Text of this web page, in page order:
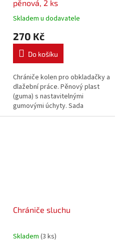
pěnová, 2 ks
Skladem u dodavatele
270 Kč
Do košíku
Chrániče kolen pro obkladačky a
dlažební práce. Pěnový plast
(guma) s nastavitelnými
gumovými úchyty. Sada
obsahuje 2 kusy.
Chrániče sluchu
Skladem (3 ks)